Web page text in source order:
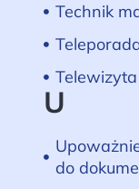
Technik
Telewizyta
U
do